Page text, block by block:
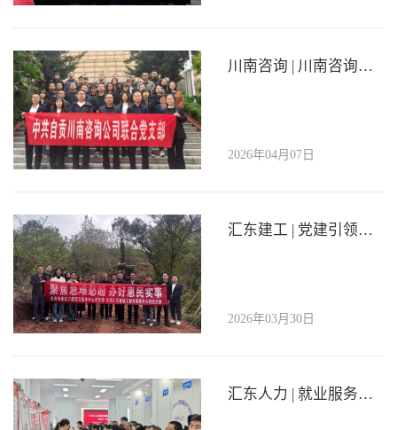
川南咨询 | 川南咨询联合党支部开展“缅怀先烈守初心·砥砺奋进担使命”主题党日活动
2026年04月07日
汇东建工 | 党建引领聚合力 政企同心铺就“民心路”
2026年03月30日
汇东人力 | 就业服务零距离 双线帮扶暖民生